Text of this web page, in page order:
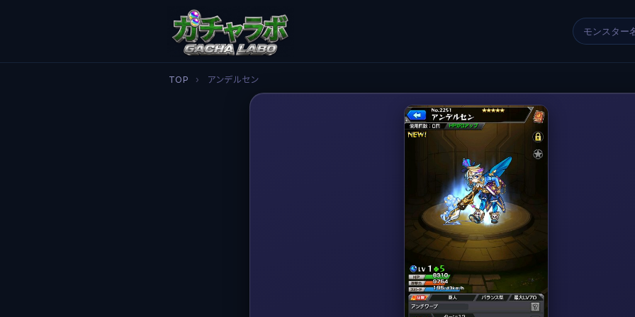
TOP › アンデルセン